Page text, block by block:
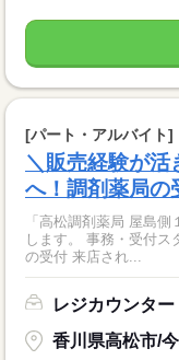
[パート・アルバイト]
＼販売経験が活
へ！調剤薬局の
「高松調剤薬局 屋島
します。 事務・受付スタッフ ￣￣￣￣￣￣￣￣￣￣￣￣￣ ▼処方箋
の受付 来店され...
レジカウンター
香川県高松市/